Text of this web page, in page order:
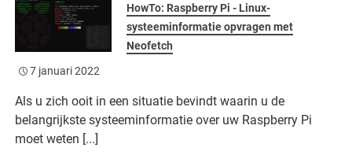
HowTo: Raspberry Pi - Linux-
systeeminformatie opvragen met
Neofetch
7 januari 2022
Als u zich ooit in een situatie bevindt waarin u de
belangrijkste systeeminformatie over uw Raspberry Pi
moet weten [...]